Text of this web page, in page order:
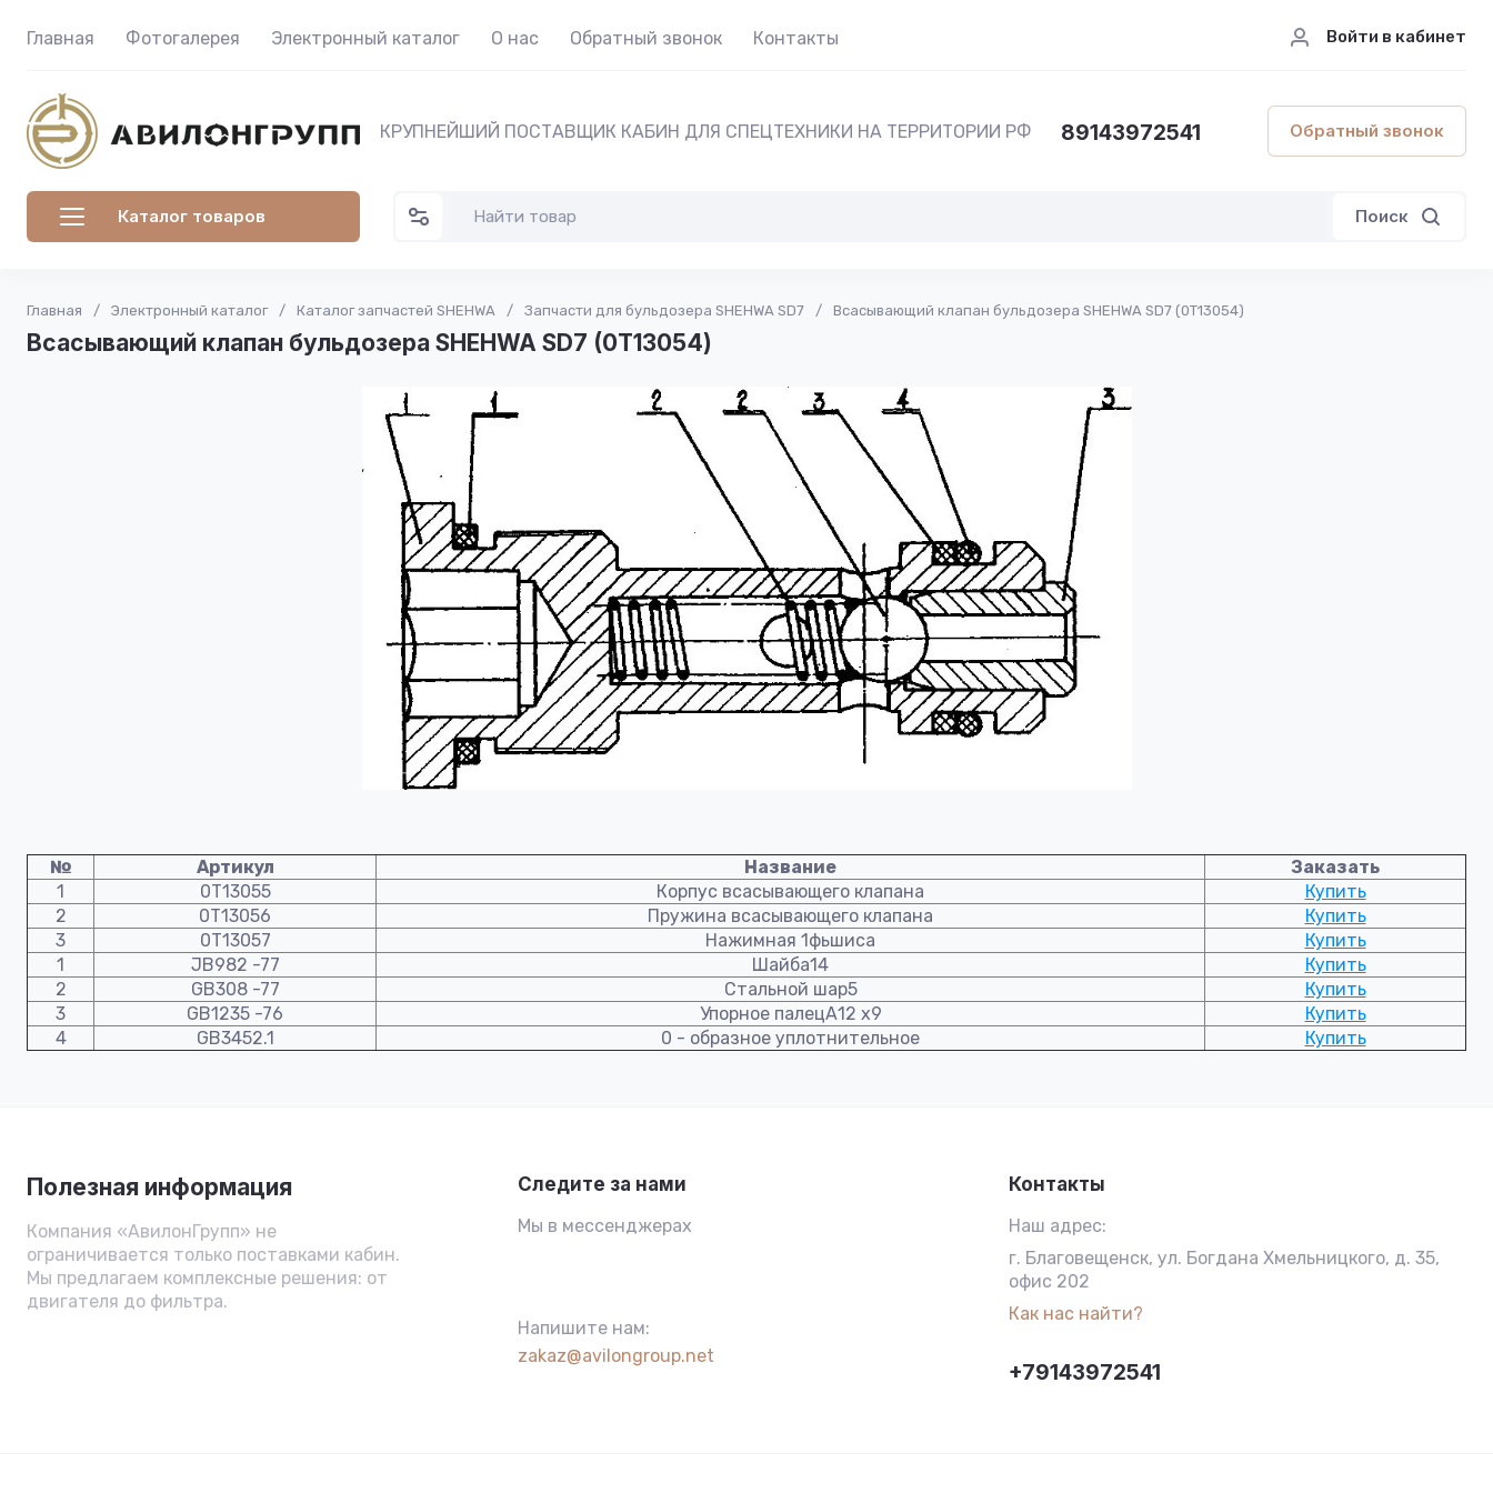
Главная Фотогалерея Электронный каталог О нас Обратный звонок Контакты Войти в кабинет
КРУПНЕЙШИЙ ПОСТАВЩИК КАБИН ДЛЯ СПЕЦТЕХНИКИ НА ТЕРРИТОРИИ РФ 89143972541 Обратный звонок
Каталог товаров Поиск
Главная / Электронный каталог / Каталог запчастей SHEHWA / Запчасти для бульдозера SHEHWA SD7 / Всасывающий клапан бульдозера SHEHWA SD7 (0Т13054)
Всасывающий клапан бульдозера SHEHWA SD7 (0Т13054)
№ Артикул Название
Заказать
1
0Т13055 Корпус всасывающего клапана
Купить
2
0Т13056 Пружина всасывающего клапана
Купить
3
0Т13057 Нажимная 1фьшиса
Купить
1
JB982 -77 Шайба14
Купить
2
GB308 -77 Стальной шар5
Купить
3
GB1235 -76 Упорное палецА12 х9
Купить
4
GB3452.1 0 - образное уплотнительное Купить
Полезная информация
Компания «АвилонГрупп» не
ограничивается только поставками кабин.
Мы предлагаем комплексные решения: от
двигателя до фильтра.
Следите за нами
Мы в мессенджерах
Напишите нам:
zakaz@avilongroup.net
Контакты
Наш адрес:
г. Благовещенск, ул. Богдана Хмельницкого, д. 35,
офис 202
Как нас найти?
+79143972541